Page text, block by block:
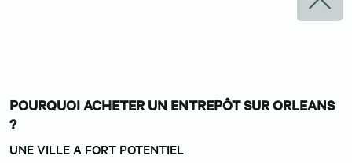
POURQUOI ACHETER UN ENTREPÔT SUR ORLEANS
?
UNE VILLE A FORT POTENTIEL